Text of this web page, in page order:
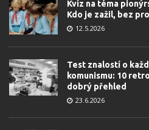
Kvíz na téma
Kdo je zažil, bez
12.5.2026
Test znalostí o
komunismu: 10
dobrý přehled
23.6.2026